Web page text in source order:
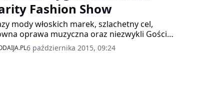
Wielkiej Orkiestry Świątecznej Pomocy. W
czterech poprzednich edycji na rzecz WOŚP
zebrały ponad 110 tysięcy zł.
Fashion Show
mody włoskich marek, szlachetny cel,
oprawa muzyczna oraz niezwykli Goście i
150 tysięcy złotych wylicytowane w aukcji
Fundacji „Na Ratunek Dzieciom z Chorobą
6 października 2015, 09:24